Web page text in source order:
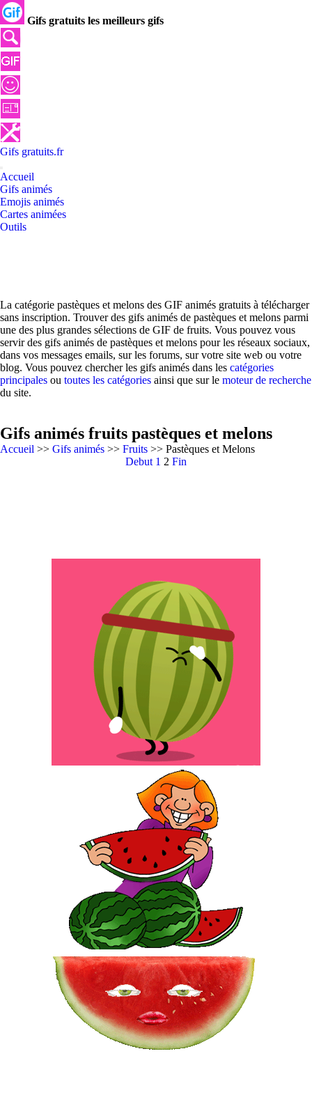
Gifs gratuits les meilleurs gifs
Gifs gratuits.fr
Accueil
Gifs animés
Emojis animés
Cartes animées
Outils
La catégorie pastèques et melons des GIF animés gratuits à télécharger
sans inscription. Trouver des gifs animés de pastèques et melons parmi
une des plus grandes sélections de GIF de fruits. Vous pouvez vous
servir des gifs animés de pastèques et melons pour les réseaux sociaux,
dans vos messages emails, sur les forums, sur votre site web ou votre
blog. Vous pouvez chercher les gifs animés dans les catégories
principales ou toutes les catégories ainsi que sur le moteur de recherche
du site.
Gifs animés fruits pastèques et melons
Accueil >> Gifs animés >> Fruits >> Pastèques et Melons
Debut 1 2 Fin